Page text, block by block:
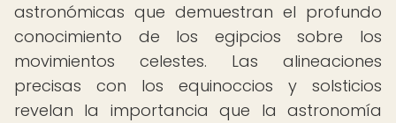
astronómicas que demuestran el profundo
conocimiento de los egipcios sobre los
movimientos celestes. Las alineaciones
precisas con los equinoccios y solsticios
revelan la importancia que la astronomía